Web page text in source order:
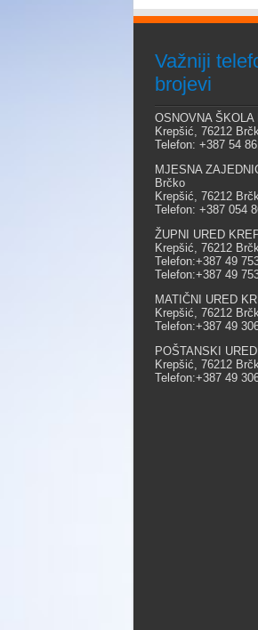
Važniji
brojevi
OSNOVNA
Krepšić, 76212
Telefon: +387 54
MJESNA
Brčko
Krepšić, 76212
Telefon: +387 054
ŽUPNI URED
Krepšić, 76212
Telefon:+387 49
Telefon:+387 49
MATIČNI URED
Krepšić, 76212
Telefon:+387 49
POŠTANSKI
Krepšić, 76212
Telefon:+387 49